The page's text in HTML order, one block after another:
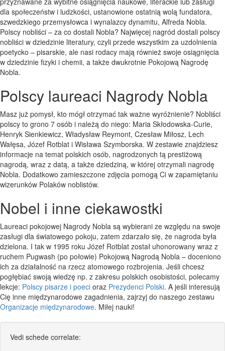
dla społeczeństw i ludzkości, ustanowione ostatnią wolą fundatora,
szwedzkiego przemysłowca i wynalazcy dynamitu, Alfreda Nobla.
Polscy nobliści – za co dostali Nobla? Najwięcej nagród dostali polscy
nobliści w dziedzinie literatury, czyli przede wszystkim za uzdolnienia
poetycko – pisarskie, ale nasi rodacy mają również swoje osiągnięcia
w dziedzinie fizyki i chemii, a także dwukrotnie Pokojową Nagrodę
Nobla.
Polscy laureaci Nagrody Nobla
Masz już pomysł, kto mógł otrzymać tak ważne wyróżnienie? Nobliści
polscy to grono 7 osób i należą do niego: Maria Skłodowska-Curie,
Henryk Sienkiewicz, Władysław Reymont, Czesław Miłosz, Lech
Wałęsa, Józef Rotblat i Wisława Szymborska. W zestawie znajdziesz
informacje na temat polskich osób, nagrodzonych tą prestiżową
nagrodą, wraz z datą, a także dziedziną, w której otrzymali nagrodę
Nobla. Dodatkowo zamieszczone zdjęcia pomogą Ci w zapamiętaniu
wizerunków Polaków noblistów.
Nobel i inne ciekawostki
Laureaci pokojowej Nagrody Nobla są wybierani ze względu na swoje
zasługi dla światowego pokoju, zatem zdarzało się, że nagroda była
dzielona. I tak w 1995 roku Józef Rotblat został uhonorowany wraz z
ruchem Pugwash (po połowie) Pokojową Nagrodą Nobla – doceniono
ich za działalność na rzecz atomowego rozbrojenia. Jeśli chcesz
pogłębiać swoją wiedzę np. z zakresu polskich osobistości, polecamy
lekcje: Polscy pisarze i poeci oraz Prezydenci Polski. A jeśli interesują
Cię inne międzynarodowe zagadnienia, zajrzyj do naszego zestawu
Organizacje międzynarodowe. Miłej nauki!
Vedi schede correlate: